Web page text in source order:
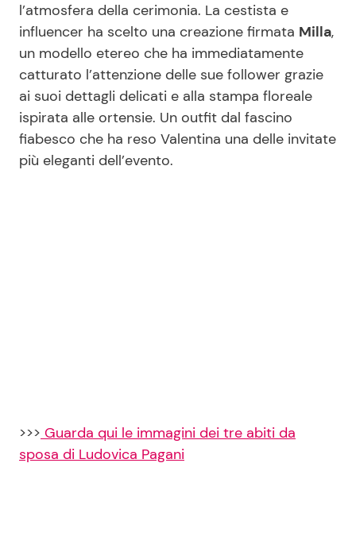
Salute
Viaggi e Turismo
Festività
Ricette Facili e Veloci
Ricette Feste
Ricette per Bambini
Pubblicità
Privacy Policy
l’atmosfera della cerimonia. La cestista e
influencer ha scelto una creazione firmata Milla,
un modello etereo che ha immediatamente
catturato l’attenzione delle sue follower grazie
ai suoi dettagli delicati e alla stampa floreale
ispirata alle ortensie. Un outfit dal fascino
fiabesco che ha reso Valentina una delle invitate
più eleganti dell’evento.
>>> Guarda qui le immagini dei tre abiti da
sposa di Ludovica Pagani